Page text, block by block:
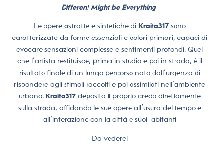
Different Might be Everything
Le opere astratte e sintetiche di Kraita317sono
caratterizzate da forme essenziali e colori primari, capaci di
evocare sensazioni complesse e sentimenti profondi. Quel
che l’artista restituisce, prima in studio e poi in strada, è il
risultato finale di un lungo percorso nato dall’urgenza di
rispondere agli stimoli raccolti e poi assimilati nell’ambiente
urbano. Kraita317deposita il proprio credo direttamente
sulla strada, affidando le sue opere all’usura del tempo e
all’interazione con la città e suoi abitanti
Da vedere!